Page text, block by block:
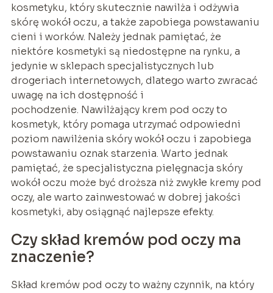
kosmetyku, który skutecznie nawilża i odżywia
skórę wokół oczu, a także zapobiega powstawaniu
cieni i worków. Należy jednak pamiętać, że
niektóre kosmetyki są niedostępne na rynku, a
jedynie w sklepach specjalistycznych lub
drogeriach internetowych, dlatego warto zwracać
uwagę na ich dostępność i
pochodzenie. Nawilżający krem pod oczy to
kosmetyk, który pomaga utrzymać odpowiedni
poziom nawilżenia skóry wokół oczu i zapobiega
powstawaniu oznak starzenia. Warto jednak
pamiętać, że specjalistyczna pielęgnacja skóry
wokół oczu może być droższa niż zwykłe kremy pod
oczy, ale warto zainwestować w dobrej jakości
kosmetyki, aby osiągnąć najlepsze efekty.
Czy skład kremów pod oczy ma
znaczenie?
Skład kremów pod oczy to ważny czynnik, na który